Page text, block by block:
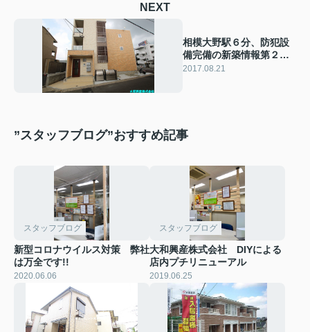
NEXT
相模大野駅６分、防犯設
備完備の新築情報第２
弾！！
2017.08.21
”スタッフブログ”おすすめ記事
スタッフブログ
新型コロナウイルス対策 弊社
は万全です!!
2020.06.06
スタッフブログ
大和興産株式会社 DIYによる
店内プチリニューアル
2019.06.25